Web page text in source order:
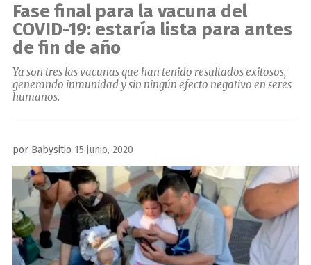
Fase final para la vacuna del
COVID-19: estaría lista para antes
de fin de año
Ya son tres las vacunas que han tenido resultados exitosos,
generando inmunidad y sin ningún efecto negativo en seres
humanos.
por Babysitio Publicado
el
15 junio, 2020